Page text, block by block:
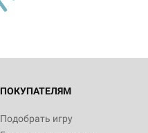
ПОКУПАТЕЛЯМ
Подобрать игру